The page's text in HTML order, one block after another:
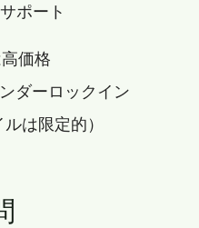
ポート
価格
ダーロックイン
は限定的）